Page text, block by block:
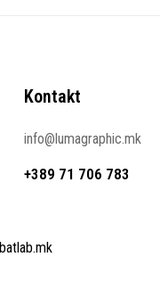
Kontakt
info@lumagraphic.mk
+389 71 706 783
batlab.mk